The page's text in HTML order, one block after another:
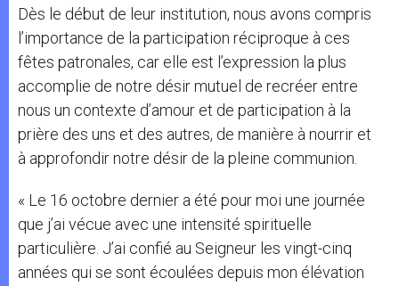
Dès le début de leur institution, nous avons compris
l’importance de la participation réciproque à ces
fêtes patronales, car elle est l’expression la plus
accomplie de notre désir mutuel de recréer entre
nous un contexte d’amour et de participation à la
prière des uns et des autres, de manière à nourrir et
à approfondir notre désir de la pleine communion.
« Le 16 octobre dernier a été pour moi une journée
que j’ai vécue avec une intensité spirituelle
particulière. J’ai confié au Seigneur les vingt-cinq
années qui se sont écoulées depuis mon élévation